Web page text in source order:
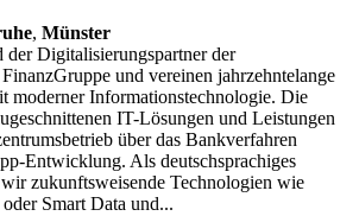
, Münster
der Digitalisierungspartner der
und vereinen jahrzehntelange
moderner Informationstechnologie. Die
IT-Lösungen und Leistungen
über das Bankverfahren
Entwicklung. Als deutschsprachiges
zukunftsweisende Technologien wie
Smart Data und...